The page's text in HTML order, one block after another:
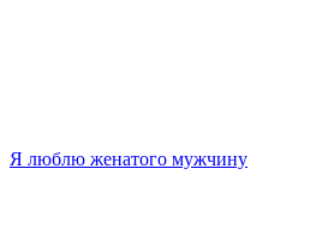
Я люблю женатого мужчину